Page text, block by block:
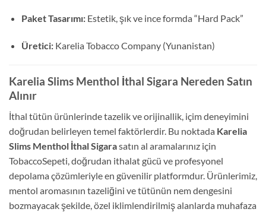
Paket Tasarımı:Estetik, şık ve ince formda “Hard Pack”
Üretici:Karelia Tobacco Company (Yunanistan)
Karelia Slims Menthol İthal Sigara Nereden Satın
Alınır
İthal tütün ürünlerinde tazelik ve orijinallik, içim deneyimini
doğrudan belirleyen temel faktörlerdir. Bu noktada Karelia
Slims Menthol İthal Sigarasatın al aramalarınız için
TobaccoSepeti, doğrudan ithalat gücü ve profesyonel
depolama çözümleriyle en güvenilir platformdur. Ürünlerimiz,
mentol aromasının tazeliğini ve tütünün nem dengesini
bozmayacak şekilde, özel iklimlendirilmiş alanlarda muhafaza